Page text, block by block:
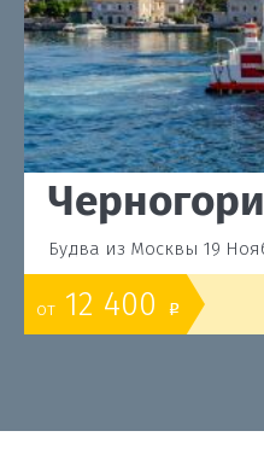
Будва из Москвы 19
от 12 400 o